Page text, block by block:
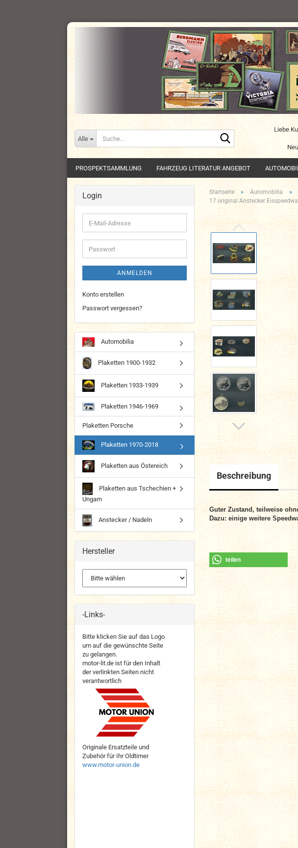
Alle
Liebe
PROSPEKTSAMMLUNG FAHRZEUG LITERATUR ANGEBOT
Startseite » Automobilia »
17 original Anstecker
Beschreibung
Guter Zustand, teilweise
Dazu: einige weitere
teilen
Login
E-
Mail-
Adresse
Passwort
ANMELDEN
Konto erstellen
Passwort vergessen?
Automobilia
Plaketten 1900-1932
Plaketten 1933-1939
Plaketten 1946-1969
Plaketten Porsche
Plaketten 1970-2018
Plaketten aus Östereich
Plaketten aus Tschechien +
Ungarn
Anstecker / Nadeln
Hersteller
-Links-
Bitte klicken Sie auf das Logo
um auf die gewünschte Seite
zu gelangen.
motor-lit.de ist für den Inhalt
der verlinkten Seiten nicht
verantwortlich
Originale Ersatzteile und
Zubehör für Ihr Oldtimer
www.motor-union.de